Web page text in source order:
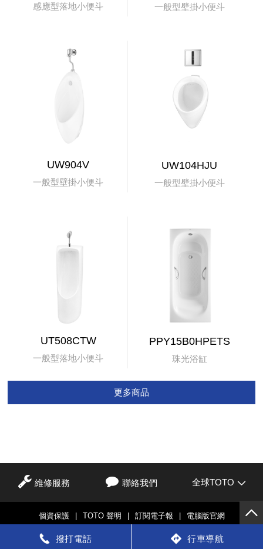
感應型落地小便斗 一般型壁掛小便斗
UW904V
一般型壁掛小便斗
UW104HJU
一般型壁掛小便斗
UT508CTW
一般型落地小便斗
PPY15B0HPETS
珠光浴缸
更多商品
撥打電話 行車導航
維修服務 聯絡我們 全球TOTO
個資保護 TOTO 聲明 訂閱電子報 電腦版官網
© TOTO LTD.